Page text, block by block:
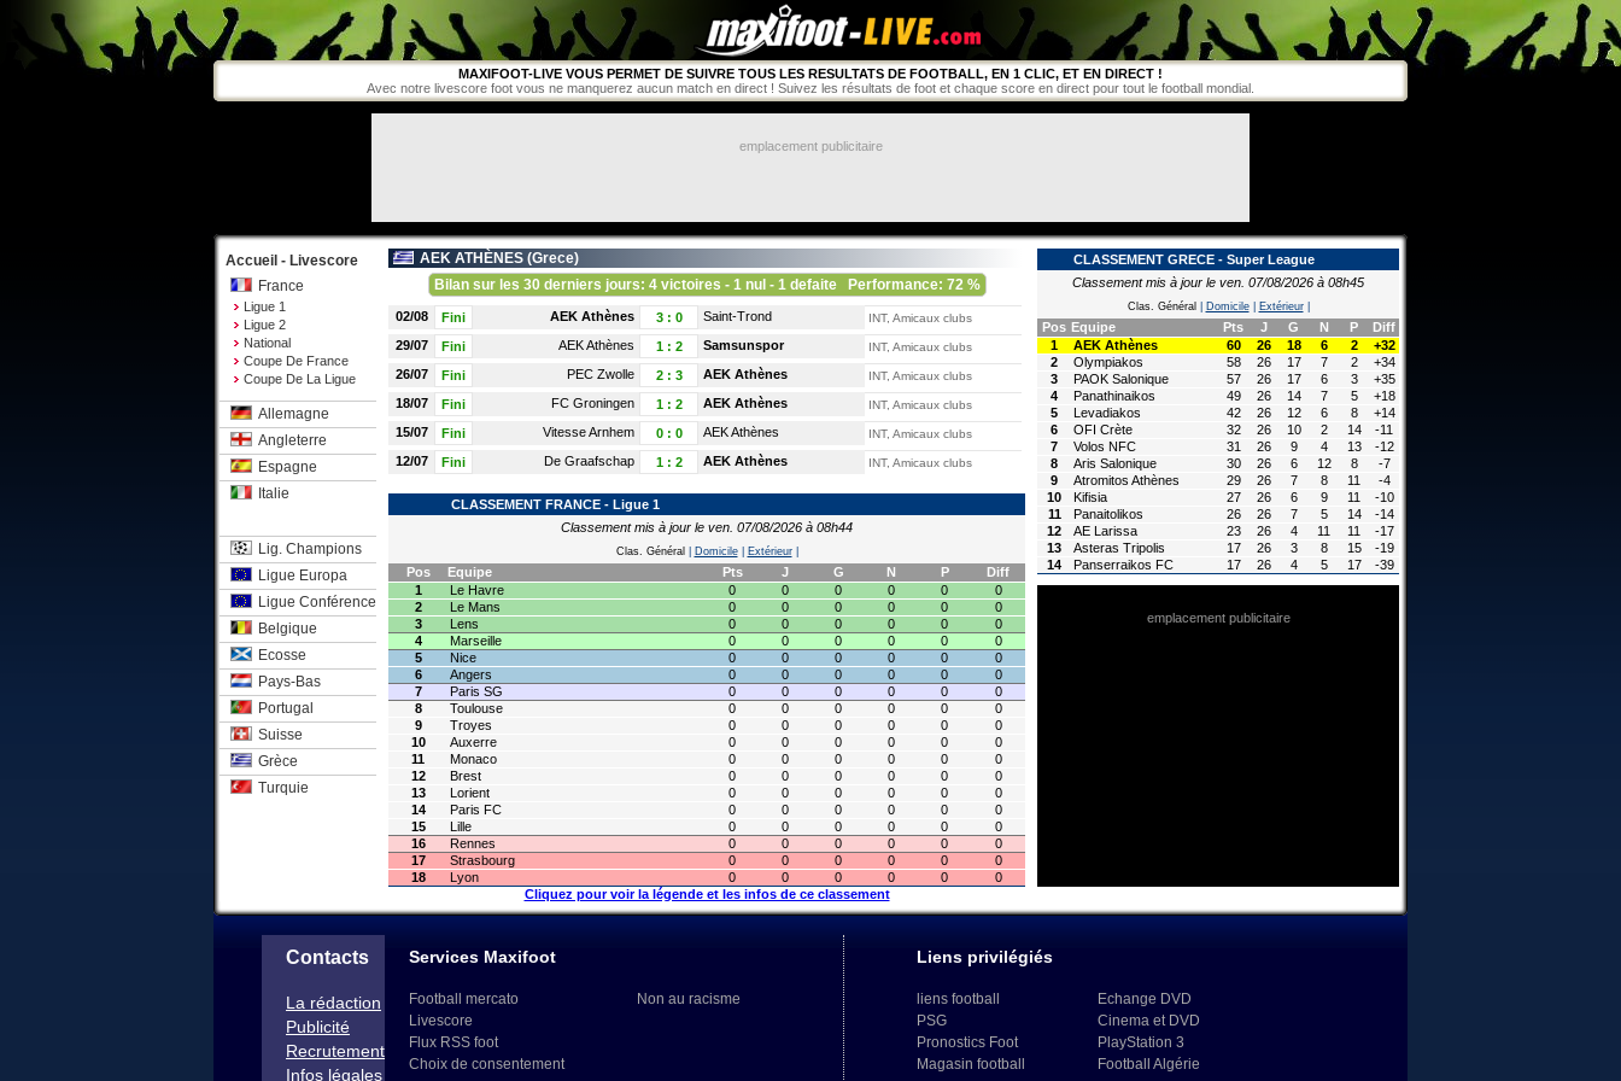
MAXIFOOT-LIVE VOUS PERMET DE SUIVRE TOUS LES RESULTATS DE FOOTBALL, EN 1 CLIC, ET EN DIRECT !
Avec notre livescore foot vous ne manquerez aucun match en direct ! Suivez les résultats de foot et chaque score en direct pour tout le football mondial.
emplacement publicitaire
Accueil - Livescore
France
Ligue 1
Ligue 2
National
Coupe De France
Coupe De La Ligue
Allemagne
Angleterre
Espagne
Italie
Lig. Champions
Ligue Europa
Ligue Conférence
Belgique
Ecosse
Pays-Bas
Portugal
Suisse
Grèce
Turquie
AEK ATHÈNES (Grece)
Bilan sur les 30 derniers jours: 4 victoires - 1 nul - 1 defaite
Performance: 72 %
02/08 Fini AEK Athènes 3: 0 Saint-Trond INT, Amicaux clubs
29/07 Fini AEK Athènes 1: 2 Samsunspor INT, Amicaux clubs
26/07 Fini PEC Zwolle 2: 3 AEK Athènes INT, Amicaux clubs
18/07 Fini FC Groningen 1: 2 AEK Athènes INT, Amicaux clubs
15/07 Fini Vitesse Arnhem 0: 0 AEK Athènes INT, Amicaux clubs
12/07 Fini De Graafschap 1: 2 AEK Athènes INT, Amicaux clubs
CLASSEMENT FRANCE - Ligue 1
Classement mis à jour le ven. 07/08/2026 à 08h44
Clas. Général Domicile| Extérieur|
Pos Equipe Pts J G N P
Diff
1
Le Havre 0 0 0 0 0
0
2
Le Mans 0 0 0 0 0
0
3
Lens 0 0 0 0 0
0
4
Marseille 0 0 0 0 0
0
5
Nice 0 0 0 0 0
0
6
Angers 0 0 0 0 0
0
7
Paris SG 0 0 0 0 0
0
8
Toulouse 0 0 0 0 0
0
9
Troyes 0 0 0 0 0
0
10
Auxerre 0 0 0 0 0
0
11
Monaco 0 0 0 0 0
0
12
Brest 0 0 0 0 0
0
13
Lorient 0 0 0 0 0
0
14
Paris FC 0 0 0 0 0
0
15
Lille 0 0 0 0 0
0
16
Rennes 0 0 0 0 0
0
17
Strasbourg 0 0 0 0 0
0
18
Lyon 0 0 0 0 0
0
Cliquez pour voir la légende et les infos de ce classement
CLASSEMENT GRECE - Super League
Classement mis à jour le ven. 07/08/2026 à 08h45
Clas. Général Domicile| Extérieur|
Pos Equipe Pts J G N P
Diff
1
AEK Athènes 60 26 18 6 2
+32
2
Olympiakos 58 26 17 7 2
+34
3
PAOK Salonique 57 26 17 6 3
+35
4
Panathinaikos 49 26 14 7 5
+18
5
Levadiakos 42 26 12 6 8
+14
6
OFI Crète 32 26 10 2 14
-11
7
Volos NFC 31 26 9 4 13
-12
8
Aris Salonique 30 26 6 12 8
-7
9
Atromitos Athènes 29 26 7 8 11
-4
10
Kifisia 27 26 6 9 11
-10
11
Panaitolikos 26 26 7 5 14
-14
12
AE Larissa 23 26 4 11 11
-17
13
Asteras Tripolis 17 26 3 8 15
-19
14
Panserraikos FC 17 26 4 5 17 -39
emplacement publicitaire
Contacts
La rédaction
Publicité
Recrutement
Infos légales
Services Maxifoot
Football mercato
Livescore
Flux RSS foot
Choix de consentement
Non au racisme
Liens privilégiés
liens football
PSG
Pronostics Foot
Magasin football
Echange DVD
Cinema et DVD
PlayStation 3
Football Algérie